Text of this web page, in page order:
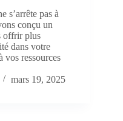
s’arrête pas à
conçu un
offrir plus
dans votre
vos ressources
mars 19, 2025